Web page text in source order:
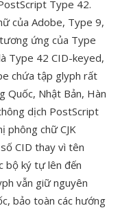
Type 42.
của Adobe, Type 9,
ứng của Type
Type 42 CID-keyed,
chứa tập glyph rất
Quốc, Nhật Bản, Hàn
dịch PostScript
chữ CJK
CID thay vì tên
bộ ký tự lên đến
vẫn giữ nguyên
bảo toàn các hướng